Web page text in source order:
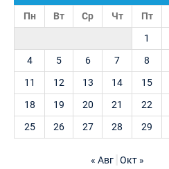
Пн
Вт Ср Чт Пт
1
4
5 6 7 8
11
12 13 14 15
18
19 20 21 22
25
26 27 28 29
« Авг Окт »